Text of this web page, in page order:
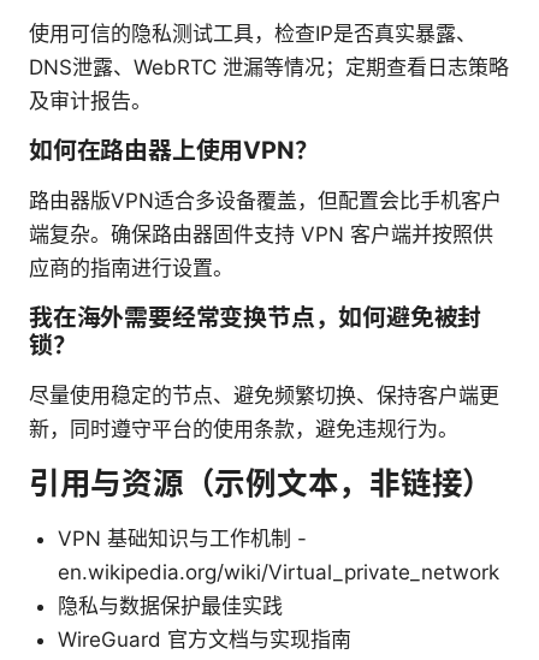
使用可信的隐私测试工具，检查IP是否真实暴露、
DNS泄露、WebRTC 泄漏等情况；定期查看日志策略
及审计报告。
如何在路由器上使用VPN？
路由器版VPN适合多设备覆盖，但配置会比手机客户
端复杂。确保路由器固件支持 VPN 客户端并按照供
应商的指南进行设置。
我在海外需要经常变换节点，如何避免被封
锁？
尽量使用稳定的节点、避免频繁切换、保持客户端更
新，同时遵守平台的使用条款，避免违规行为。
引用与资源（示例文本，非链接）
VPN 基础知识与工作机制 -
en.wikipedia.org/wiki/Virtual_private_network
隐私与数据保护最佳实践
WireGuard 官方文档与实现指南